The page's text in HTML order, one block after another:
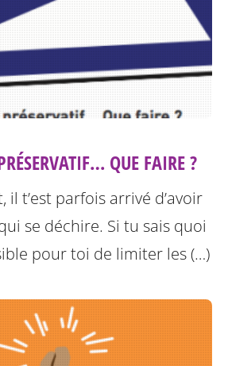
QUE FAIRE ?
il t’est parfois arrivé d’avoir
se déchire. Si tu sais quoi
pour toi de limiter les (…)